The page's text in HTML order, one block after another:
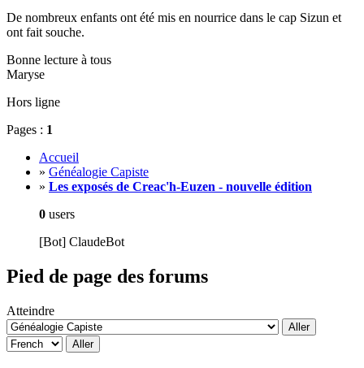
De nombreux enfants ont été mis en nourrice dans le cap Sizun et
ont fait souche.
Bonne lecture à tous
Maryse
Hors ligne
Pages : 1
Accueil
» Généalogie Capiste
» Les exposés de Creac'h-Euzen - nouvelle édition
0 users
[Bot] ClaudeBot
Pied de page des forums
Atteindre